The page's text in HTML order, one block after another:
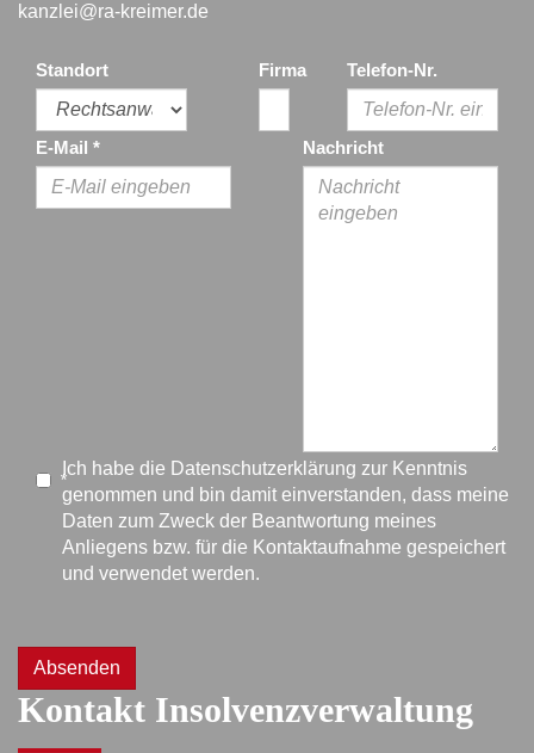
kanzlei@ra-kreimer.de
Standort Firma Telefon-Nr.
E-Mail * Nachricht
*
Ich habe die Datenschutzerklärung zur Kenntnis
genommen und bin damit einverstanden, dass meine
Daten zum Zweck der Beantwortung meines
Anliegens bzw. für die Kontaktaufnahme gespeichert
und verwendet werden.
Absenden
Kontakt Insolvenzverwaltung